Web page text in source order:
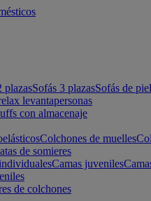
plazasSofás 3 plazasSofás de piel
levantapersonas
con almacenaje
Colchones de muelles
de somieres
Camas juveniles
de colchones